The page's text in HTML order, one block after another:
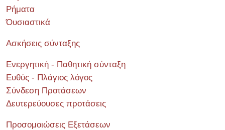
Ρήματα
Όυσιαστικά
Ασκήσεις σύνταξης
Ενεργητική - Παθητική σύνταξη
Ευθύς - Πλάγιος λόγος
Σύνδεση Προτάσεων
Δευτερεύουσες προτάσεις
Προσομοιώσεις Εξετάσεων